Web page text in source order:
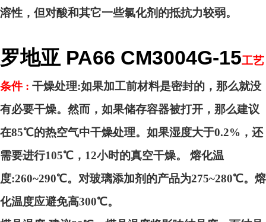
溶性，但对酸和其它一些氯化剂的抵抗力较弱。
罗地亚 PA66 CM3004G-15工艺
条件 : 干燥处理:如果加工前材料是密封的，那么就没
有必要干燥。然而，如果储存容器被打开，那么建议
在85℃的热空气中干燥处理。如果湿度大于0.2%，还
需要进行105℃，12小时的真空干燥。 熔化温
度:260~290℃。对玻璃添加剂的产品为275~280℃。熔
化温度应避免高300℃。